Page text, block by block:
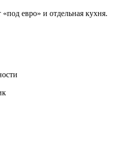
евро» и отдельная кухня.